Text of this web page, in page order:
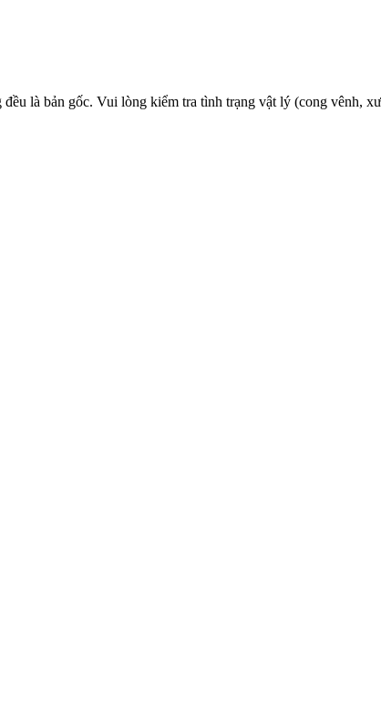
là bản gốc. Vui lòng kiểm tra tình trạng vật lý (cong vênh,